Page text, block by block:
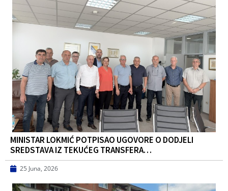
MINISTAR LOKMIĆ POTPISAO UGOVORE O DODJELI
SREDSTAVA IZ TEKUĆEG TRANSFERA…
25 Juna, 2026